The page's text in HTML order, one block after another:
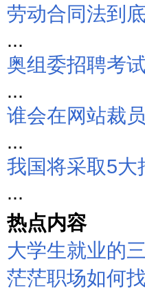
劳动合同法到
...
奥组委招聘考
...
谁会在网站裁
...
我国将采取5大
...
热点内容
大学生就业的
茫茫职场如何